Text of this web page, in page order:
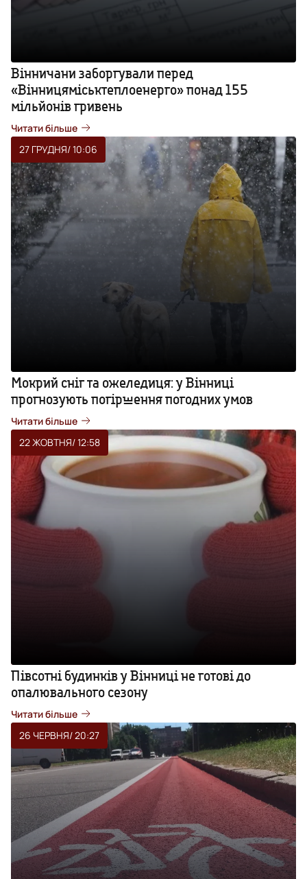
Вінничани заборгували перед
«Вінницяміськтеплоенерго» понад 155
мільйонів гривень
Читати більше
27 ГРУДНЯ/ 10:06
Мокрий сніг та ожеледиця: у Вінниці
прогнозують погіршення погодних умов
Читати більше
22 ЖОВТНЯ/ 12:58
Півсотні будинків у Вінниці не готові до
опалювального сезону
Читати більше
26 ЧЕРВНЯ/ 20:27